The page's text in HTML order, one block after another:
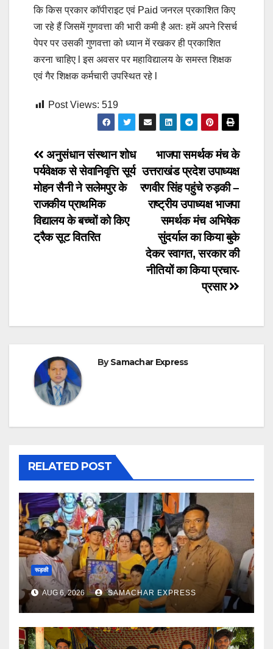
कि किस प्रकार कॉपीराइट एवं Paid जनरल प्रकाशित किए
जा रहे हैं जिसमें गुणवत्ता की भारी कमी है अतः हमें अपने रिसर्च
पेपर पर उसकी गुणवत्ता को ध्यान में रखकर ही प्रकाशित
करना चाहिए l इस अवसर पर महाविद्यालय के समस्त शिक्षक
एवं गैर शिक्षक कर्मचारी उपस्थित रहे l
Post Views: 519
Post
navigation
भाजपा समर्थक मंच के
उत्तराखंड प्रदेश उपाध्यक्ष
रणवीर सिंह पहुंचे रुड़की –
राष्ट्रीय उपाध्यक्ष भाजपा
समर्थक मंच अभिषेक
सुंदर्याल का किया बुके
देकर स्वागत, सरकार की
नीतियों का किया प्रचार-
प्रसार
अनुसंधान संस्थान शोध
पर्यवेक्षक से सेवानिवृत्ति सूर्य
मोहन सैनी ने सलेमपुर के
राजकीय प्राथमिक
विद्यालय के बच्चों को किए
ट्रैक सूट वितरित
BySamachar Express
RELATED POST
रूड़की
AUG 6, 2026 SAMACHAR EXPRESS